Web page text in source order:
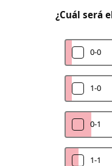
¿Cuál será
0-0
1-0
0-1
1-1